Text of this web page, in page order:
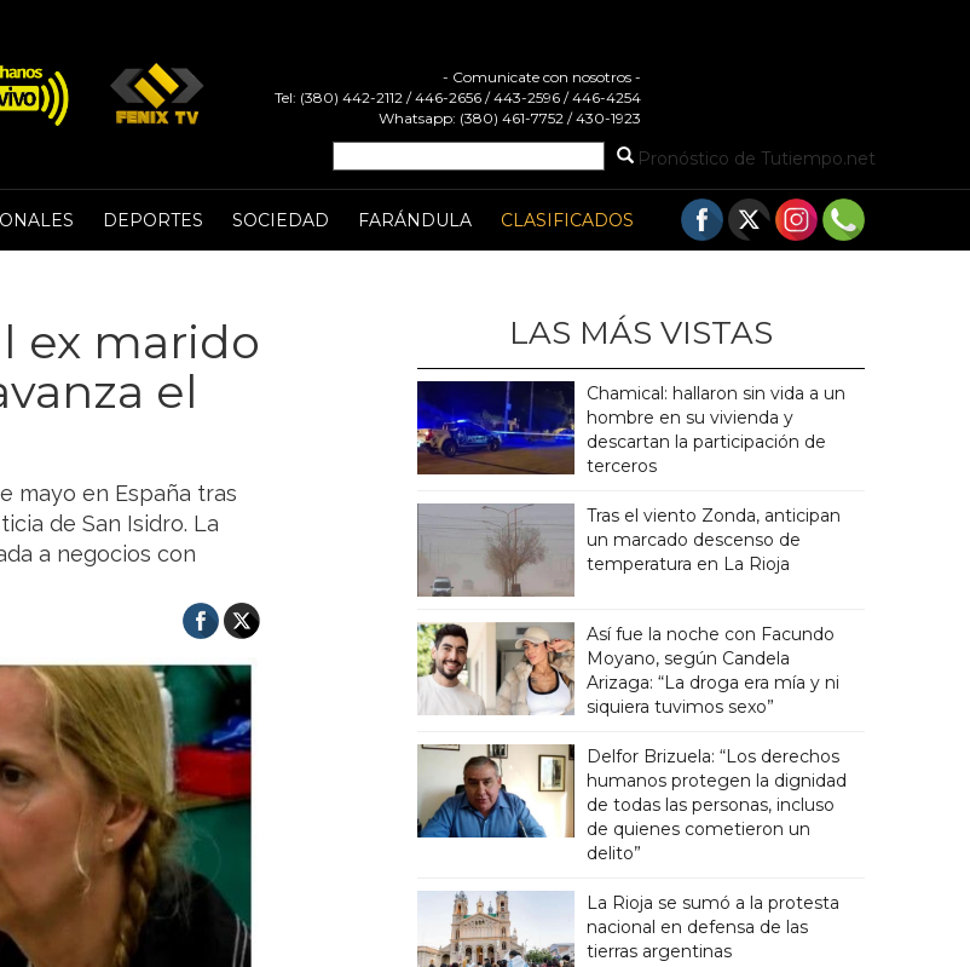
- Comunicate con nosotros -
Tel: (380) 442-2112 / 446-2656 / 443-2596 / 446-4254
Whatsapp: (380) 461-7752 / 430-1923
Pronóstico de Tutiempo.net
DEPORTES SOCIEDAD FARÁNDULA CLASIFICADOS
ex marido
el
mayo en España tras
de San Isidro. La
a negocios con
LAS MÁS VISTAS
Chamical: hallaron sin vida a un
hombre en su vivienda y
descartan la participación de
terceros
Tras el viento Zonda, anticipan
un marcado descenso de
temperatura en La Rioja
Así fue la noche con Facundo
Moyano, según Candela
Arizaga: “La droga era mía y ni
siquiera tuvimos sexo”
Delfor Brizuela: “Los derechos
humanos protegen la dignidad
de todas las personas, incluso
de quienes cometieron un
delito”
La Rioja se sumó a la protesta
nacional en defensa de las
tierras argentinas